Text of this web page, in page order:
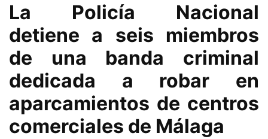
La Policía Nacional
detiene a seis miembros
de una banda criminal
dedicada a robar en
aparcamientos de centros
comerciales de Málaga